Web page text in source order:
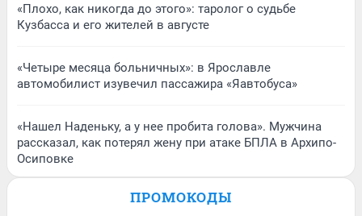
«Плохо, как никогда до этого»: таролог о судьбе
Кузбасса и его жителей в августе
«Четыре месяца больничных»: в Ярославле
автомобилист изувечил пассажира «Яавтобуса»
«Нашел Наденьку, а у нее пробита голова». Мужчина
рассказал, как потерял жену при атаке БПЛА в Архипо-
Осиповке
ПРОМОКОДЫ